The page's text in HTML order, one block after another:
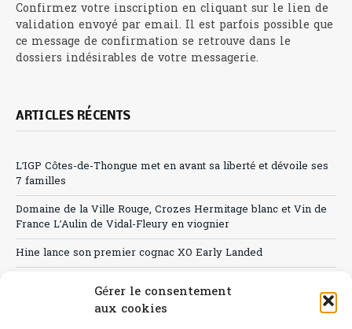
Gérer le consentement
aux cookies
Confirmez votre inscription en cliquant sur le lien de
validation envoyé par email. Il est parfois possible que
ce message de confirmation se retrouve dans le
dossiers indésirables de votre messagerie.
ARTICLES RÉCENTS
L’IGP Côtes-de-Thongue met en avant sa liberté et dévoile ses
7 familles
Domaine de la Ville Rouge, Crozes Hermitage blanc et Vin de
France L’Aulin de Vidal-Fleury en viognier
Hine lance son premier cognac XO Early Landed